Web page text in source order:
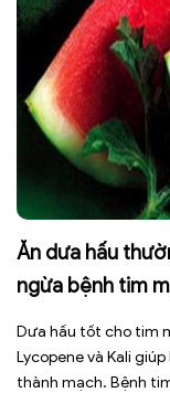
Ăn dưa hấu
ngừa bệnh tim
Dưa hấu tốt cho tim
Lycopene và Kali
thành mạch. Bệnh